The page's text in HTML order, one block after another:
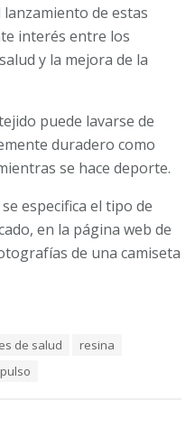
de estas
interés entre los
y la mejora de la
puede lavarse de
duradero como
se hace deporte.
especifica el tipo de
en la página web de
de una camiseta
de salud
resina